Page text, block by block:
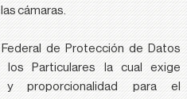
cámaras.
de Protección de Datos
los Particulares la cual exige
y proporcionalidad para el